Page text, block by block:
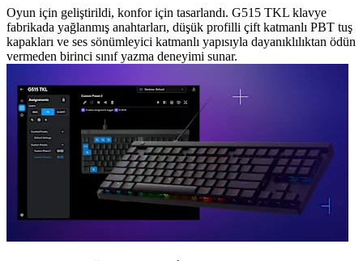
Oyun için geliştirildi, konfor için tasarlandı. G515 TKL klavye
fabrikada yağlanmış anahtarları, düşük profilli çift katmanlı PBT tuş
kapakları ve ses sönümleyici katmanlı yapısıyla dayanıklılıktan ödün
vermeden birinci sınıf yazma deneyimi sunar.